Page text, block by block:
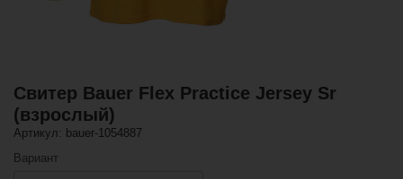
Свитер Bauer Flex Practice Jersey Sr
(взрослый)
Артикул: bauer-1054887
Вариант